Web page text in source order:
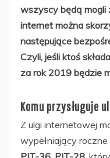
wszyscy będą mogli
internet można
następujące
Czyli, jeśli ktoś
za rok 2019 będzie
Komu przysługuje
Z ulgi internetowej
wypełniający